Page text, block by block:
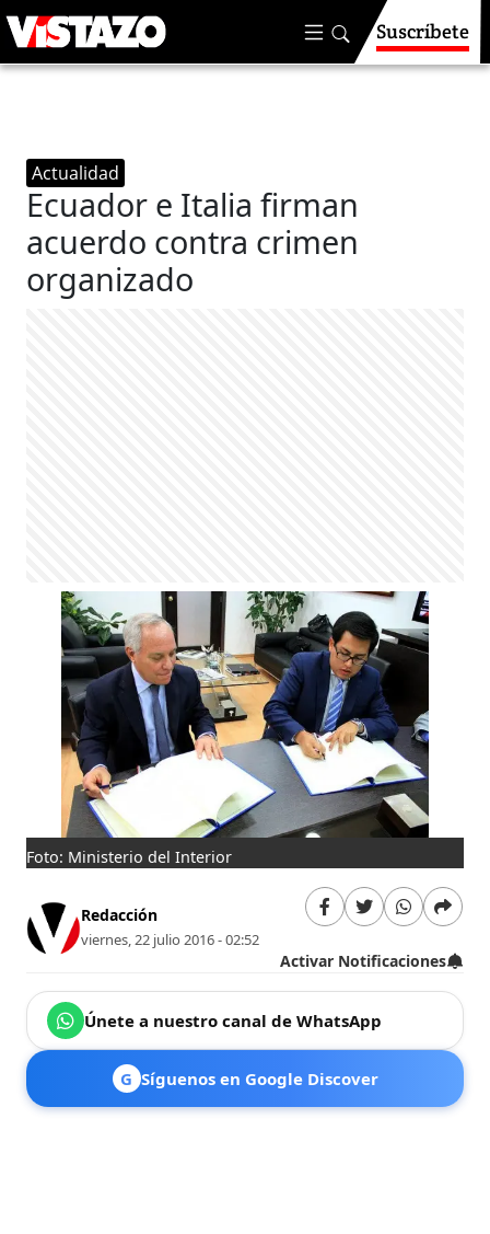
Suscríbete
Actualidad
Ecuador e Italia firman
acuerdo contra crimen
organizado
Foto: Ministerio del Interior
Redacción
viernes, 22 julio 2016 - 02:52
Activar Notificaciones
Únete a nuestro canal de WhatsApp
G Síguenos en Google Discover